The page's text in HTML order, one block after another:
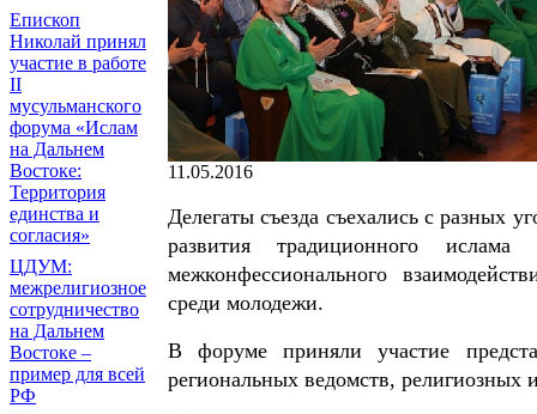
Епископ
Николай принял
участие в работе
II
мусульманского
форума «Ислам
на Дальнем
Востоке:
Территория
единства и
согласия»
ЦДУМ:
межрелигиозное
сотрудничество
на Дальнем
Востоке –
пример для всей
РФ
11.05.2016
Делегаты съезда съехались с разных
развития традиционного
межконфессионального
среди молодежи.
В форуме приняли участие
региональных ведомств, религиозных